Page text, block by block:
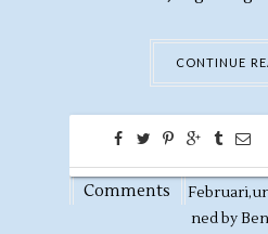
CONTINUE
0
Comments
26
Februari,
ned by